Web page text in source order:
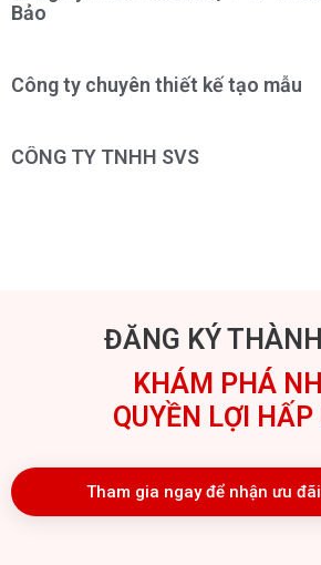
Bảo
Công ty chuyên thiết kế tạo mẫu
CÔNG TY TNHH SVS
ĐĂNG KÝ
KHÁM PHÁ
QUYỀN LỢI
Tham gia ngay để nhận ưu